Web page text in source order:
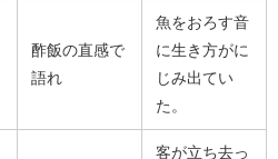
酢飯の直感で
語れ
魚をおろす音
に生き方がに
じみ出てい
た。
客が立ち去っ